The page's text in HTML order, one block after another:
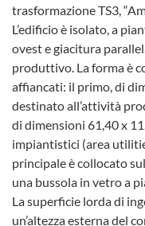
trasformazione TS3,
L’edificio è isolato, a
ovest e giacitura
produttivo. La forma è
affiancati: il primo, di
destinato all’attività
di dimensioni 61,40 x
impiantistici (area
principale è collocato
una bussola in vetro a
La superficie lorda di
un’altezza esterna del